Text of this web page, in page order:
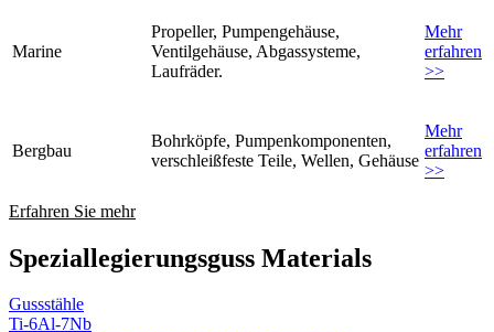
Marine
Propeller, Pumpengehäuse,
Ventilgehäuse, Abgassysteme,
Laufräder.
Mehr
erfahren
>>
Bergbau
Bohrköpfe, Pumpenkomponenten,
verschleißfeste Teile, Wellen, Gehäuse
Mehr
erfahren
>>
Erfahren Sie mehr
Speziallegierungsguss Materials
Gussstähle
Ti-6Al-7Nb